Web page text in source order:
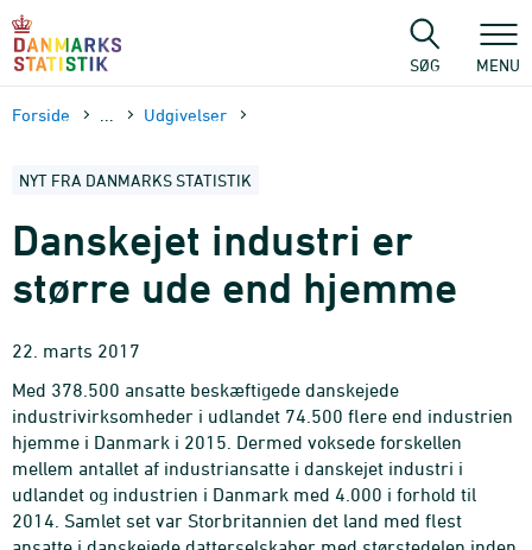
sidens
SØG MENU
Forside Udgivelser
NYT FRA DANMARKS STATISTIK
Danskejet industri er
større ude end hjemme
22. marts 2017
Med 378.500 ansatte beskæftigede danskejede
industrivirksomheder i udlandet 74.500 flere end industrien
hjemme i Danmark i 2015. Dermed voksede forskellen
mellem antallet af industriansatte i danskejet industri i
udlandet og industrien i Danmark med 4.000 i forhold til
2014. Samlet set var Storbritannien det land med flest